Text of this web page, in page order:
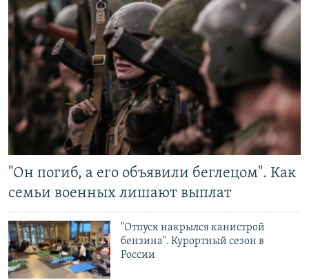
"Он погиб, а его объявили беглецом". Как
семьи военных лишают выплат
"Отпуск накрылся канистрой
бензина". Курортный сезон в
России